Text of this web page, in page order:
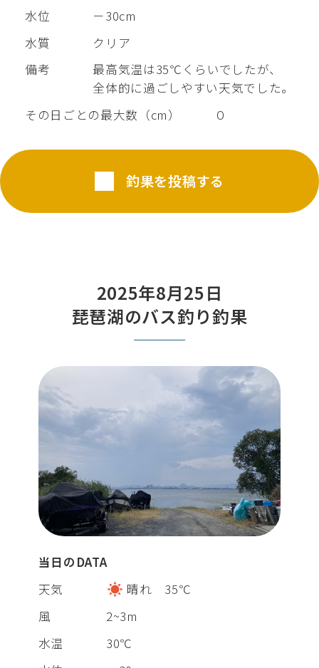
水位
－30cm
水質
クリア
備考
最高気温は35℃くらいでしたが、
全体的に過ごしやすい天気でした。
その日ごとの最大数（cm）
０
釣果を投稿する
2025年8月25日
琵琶湖のバス釣り釣果
当日のDATA
天気
晴れ 35℃
風
2~3m
水温
30℃